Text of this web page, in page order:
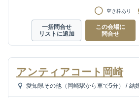
空き枠あり
一括問合せ
リストに追加
この会場に
問合せ
アンティアコート岡崎
愛知県その他（岡崎駅から車で5分） / 結